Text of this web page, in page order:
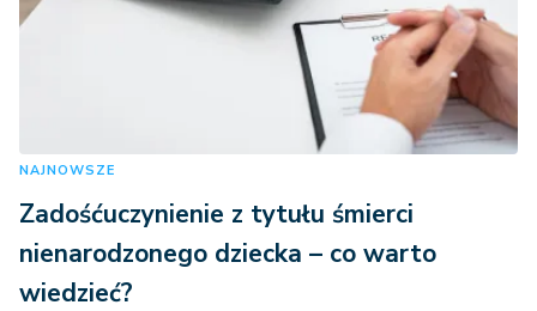
NAJNOWSZE
Zadośćuczynienie z tytułu śmierci
nienarodzonego dziecka – co warto
wiedzieć?